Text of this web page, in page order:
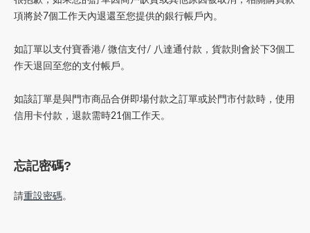
項將於7個工作天內退還至您提供的銀行帳戶內。
如訂單以支付寶香港/ 微信支付/ 八達通付款，貨款則會於下3個工
作天退回至您的支付帳戶。
如該訂單是與門市商品合併即場付款之訂單或於門市付款時，使用
信用卡付款，退款需時21個工作天。
忘記密碼?
請重設密碼。